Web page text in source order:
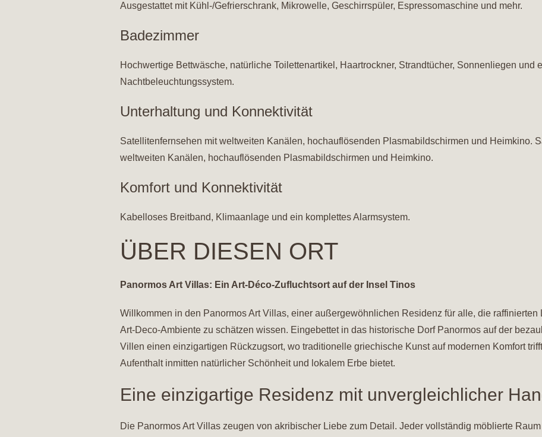
Ausgestattet mit Kühl-/Gefrierschrank, Mikrowelle, Geschirrspüler, Espressomaschine und mehr.
Badezimmer
Hochwertige Bettwäsche, natürliche Toilettenartikel, Haartrockner, Strandtücher, Sonnenliegen und
Nachtbeleuchtungssystem.
Unterhaltung und Konnektivität
Satellitenfernsehen mit weltweiten Kanälen, hochauflösenden Plasmabildschirmen und Heimkino.
weltweiten Kanälen, hochauflösenden Plasmabildschirmen und Heimkino.
Komfort und Konnektivität
Kabelloses Breitband, Klimaanlage und ein komplettes Alarmsystem.
ÜBER DIESEN ORT
Panormos Art Villas: Ein Art-Déco-Zufluchtsort auf der Insel Tinos
Willkommen in den Panormos Art Villas, einer außergewöhnlichen Residenz für alle, die raffinierten
Art-Deco-Ambiente zu schätzen wissen. Eingebettet in das historische Dorf Panormos auf der
Villen einen einzigartigen Rückzugsort, wo traditionelle griechische Kunst auf modernen Komfort
Aufenthalt inmitten natürlicher Schönheit und lokalem Erbe bietet.
Eine einzigartige Residenz mit unvergleichlicher
Die Panormos Art Villas zeugen von akribischer Liebe zum Detail. Jeder vollständig möblierte